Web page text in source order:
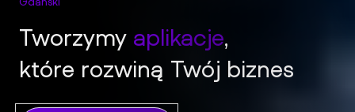
iFil Group - Tworzenie stron internetowych, sklepów i
Tworzymy aplikacje,
które rozwiną Twój biznes